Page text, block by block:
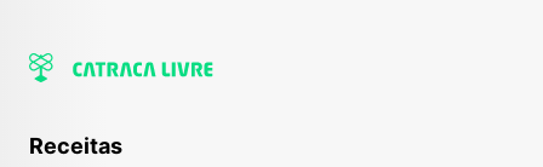
Receitas